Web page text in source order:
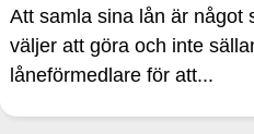
Att samla sina lån är något
väljer att göra och inte
låneförmedlare för att...